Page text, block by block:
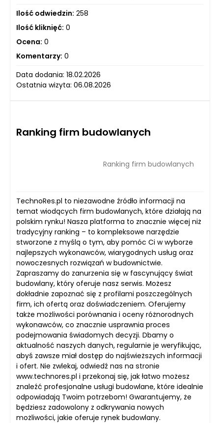
Ilość odwiedzin: 258
Ilość kliknięć: 0
Ocena: 0
Komentarzy: 0
Data dodania: 18.02.2026
Ostatnia wizyta: 06.08.2026
Ranking firm budowlanych
Ranking firm budowlanych
TechnoRes.pl to niezawodne źródło informacji na
temat wiodących firm budowlanych, które działają na
polskim rynku! Nasza platforma to znacznie więcej niż
tradycyjny ranking – to kompleksowe narzędzie
stworzone z myślą o tym, aby pomóc Ci w wyborze
najlepszych wykonawców, wiarygodnych usług oraz
nowoczesnych rozwiązań w budownictwie.
Zapraszamy do zanurzenia się w fascynujący świat
budowlany, który oferuje nasz serwis. Możesz
dokładnie zapoznać się z profilami poszczególnych
firm, ich ofertą oraz doświadczeniem. Oferujemy
także możliwości porównania i oceny różnorodnych
wykonawców, co znacznie usprawnia proces
podejmowania świadomych decyzji. Dbamy o
aktualność naszych danych, regularnie je weryfikując,
abyś zawsze miał dostęp do najświeższych informacji
i ofert. Nie zwlekaj, odwiedź nas na stronie
www.technores.pl i przekonaj się, jak łatwo możesz
znaleźć profesjonalne usługi budowlane, które idealnie
odpowiadają Twoim potrzebom! Gwarantujemy, że
będziesz zadowolony z odkrywania nowych
możliwości, jakie oferuje rynek budowlany.